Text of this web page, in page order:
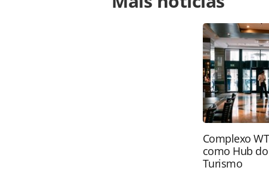
juntar-a-cidades-na-gestao-
página. Todo o conteúdo produzido
brasileira sobre direito autoral.
PANROTAS Editora
Complexo
como Hub
Turismo